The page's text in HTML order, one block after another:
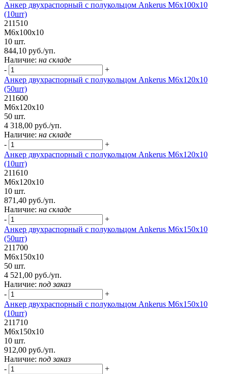
Анкер двухраспорный с полукольцом Ankerus М6х100х10
(10шт)
211510
М6х100х10
10 шт.
844,10 руб./уп.
Наличие: на складе
-
+
Анкер двухраспорный с полукольцом Ankerus М6х120х10
(50шт)
211600
М6х120х10
50 шт.
4 318,00 руб./уп.
Наличие: на складе
-
+
Анкер двухраспорный с полукольцом Ankerus М6х120х10
(10шт)
211610
М6х120х10
10 шт.
871,40 руб./уп.
Наличие: на складе
-
+
Анкер двухраспорный с полукольцом Ankerus М6х150х10
(50шт)
211700
М6х150х10
50 шт.
4 521,00 руб./уп.
Наличие: под заказ
-
+
Анкер двухраспорный с полукольцом Ankerus М6х150х10
(10шт)
211710
М6х150х10
10 шт.
912,00 руб./уп.
Наличие: под заказ
-
+